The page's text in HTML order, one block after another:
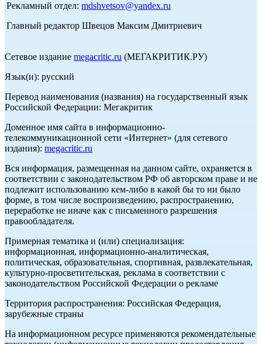
Рекламный отдел: mdshvetsov@yandex.ru
Главный редактор Швецов Максим Дмитриевич
Сетевое издание megacritic.ru (МЕГАКРИТИК.РУ)
Язык(и): русский
Перевод наименования (названия) на государственный язык
Российской Федерации: Мегакритик
Доменное имя сайта в информационно-
телекоммуникационной сети «Интернет» (для сетевого
издания): megacritic.ru
Вся информация, размещенная на данном сайте, охраняется в
соответствии с законодательством РФ об авторском праве и не
подлежит использованию кем-либо в какой бы то ни было
форме, в том числе воспроизведению, распространению,
переработке не иначе как с письменного разрешения
правообладателя.
Примерная тематика и (или) специализация:
информационная, информационно-аналитическая,
политическая, образовательная, спортивная, развлекательная,
культурно-просветительская, реклама в соответствии с
законодательством Российской Федерации о рекламе
Территория распространения: Российская Федерация,
зарубежные страны
На информационном ресурсе применяются рекомендательные